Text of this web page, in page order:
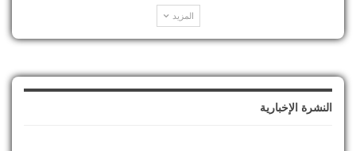
المزيد
النشرة الإخبارية